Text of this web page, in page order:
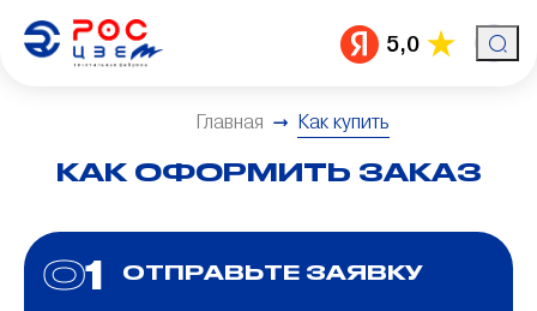
5,0
Главная Как купить
КАК ОФОРМИТЬ ЗАКАЗ
1 ОТПРАВЬТЕ ЗАЯВКУ